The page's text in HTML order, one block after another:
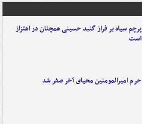
پرچم سیاه بر فراز گنبد حسینی همچنان در اهتزاز
است
حرم امیرالمومنین محیای آخر صفر شد